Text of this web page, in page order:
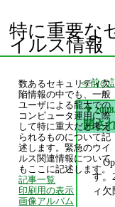
特に重要な
イルス情報
前の
▼
開さ
す。
ィ
数あるセキュリティ欠
陥情報の中でも、一般
ユーザによる龍大での
コンピュータ運用に際
して特に重大だと考え
られるものについて記
述します。緊急のウイ
ルス関連情報について
もここに記述します。
記事一覧
印刷用の表示
画像アルバム